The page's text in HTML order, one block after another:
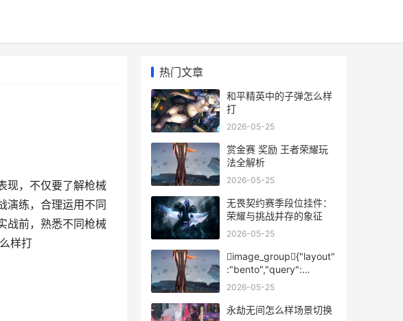
现，不仅要了解枪械
演练，合理运用不同
战前，熟悉不同枪械
样打
热门文章
和平精英中的子弹怎么样
打
2026-05-25
赏金赛 奖励 王者荣耀玩
法全解析
2026-05-25
无畏契约赛季段位挂件：
荣耀与挑战并存的象征
2026-05-25
image_group{"layout"
:"bento","query":
["Genshin Impact
2026-05-25
永劫无间怎么样场景切换